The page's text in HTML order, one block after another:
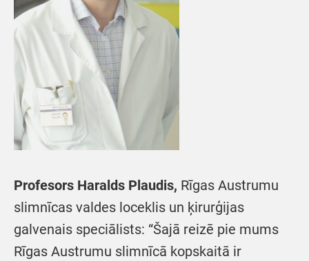
Profesors Haralds Plaudis, Rīgas Austrumu
slimnīcas valdes loceklis un ķirurģijas
galvenais speciālists: “Šajā reizē pie mums
Rīgas Austrumu slimnīcā kopskaitā ir